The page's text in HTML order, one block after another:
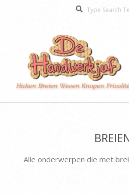
De
Alle onderwerpen die met